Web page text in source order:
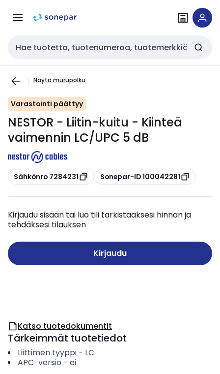
navigointiinsisältöön
Haku
Näytä murupolku
Varastointi päättyy
NESTOR - Liitin-kuitu - Kiinteä
vaimennin LC/UPC 5 dB
Kopioi
Sähkönro 7284231 Kopioi
Sonepar-ID 100042281
Kirjaudu sisään tai luo tili tarkistaaksesi hinnan ja
tehdäksesi tilauksen
Kirjaudu
Katso tuotedokumentit
Tärkeimmät tuotetiedot
Liittimen tyyppi- LC
APC-versio - ei